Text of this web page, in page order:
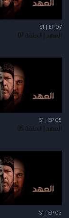
S1 | EP 07
العهد | الحلقة 07
S1 | EP 05
العهد | الحلقة 05
S1 | EP 03